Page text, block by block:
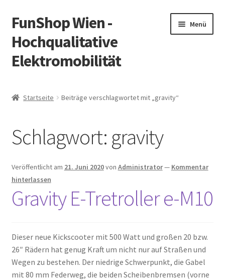
Zur
Navigation
springen
Zum
Inhalt
springen
FunShop Wien -
Hochqualitative
Elektromobilität
Menü
Vorsicht Internetbetrug
Über FunShop
öffnen
Impressum
Startseite Beiträge verschlagwortet mit „gravity“
Schlagwort: gravity
Veröffentlicht am 21. Juni 2020von Administrator— Kommentar
hinterlassen
Gravity E-Tretroller e-M10
Dieser neue Kickscooter mit 500 Watt und großen 20 bzw.
26″ Rädern hat genug Kraft um nicht nur auf Straßen und
Wegen zu bestehen. Der niedrige Schwerpunkt, die Gabel
mit 80 mm Federweg, die beiden Scheibenbremsen (vorne